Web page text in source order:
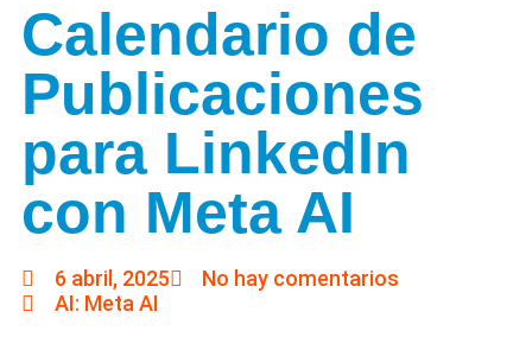
Calendario de
Publicaciones
para LinkedIn
con Meta AI
6 abril, 2025
No hay comentarios
AI: Meta AI